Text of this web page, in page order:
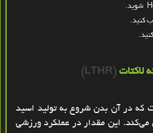
شوید.
کنید.
.
لاکتات (LTHR)
که در آن بدن شروع به تولید اسید
این مقدار در عملکرد ورزشی